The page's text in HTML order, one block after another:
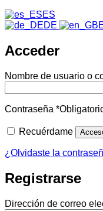
ES
DE
Acceder
Nombre de usuario o
Contraseña *
Recuérdame
¿Olvidaste la
Registrarse
Dirección de correo